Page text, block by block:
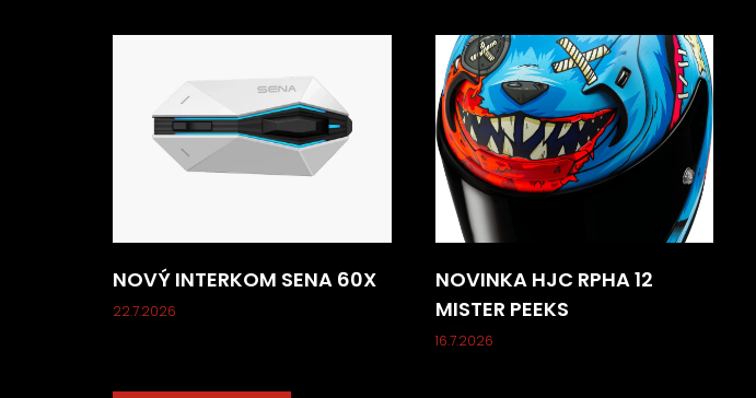
NOVÝ INTERKOM SENA 60X
22.7.2026
NOVINKA HJC RPHA 12
MISTER PEEKS
16.7.2026